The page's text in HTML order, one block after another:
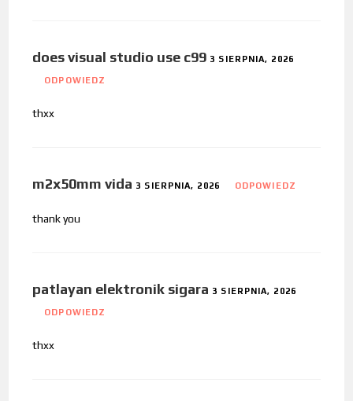
does visual studio use c99 3 SIERPNIA, 2026
ODPOWIEDZ
thxx
m2x50mm vida 3 SIERPNIA, 2026 ODPOWIEDZ
thank you
patlayan elektronik sigara 3 SIERPNIA, 2026
ODPOWIEDZ
thxx